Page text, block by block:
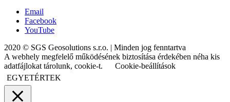
Email
Facebook
YouTube
2020 © SGS Geosolutions s.r.o. | Minden jog fenntartva
A webhely megfelelő működésének biztosítása érdekében néha kis
adatfájlokat tárolunk, cookie-t.
Cookie-beállítások
EGYETÉRTEK